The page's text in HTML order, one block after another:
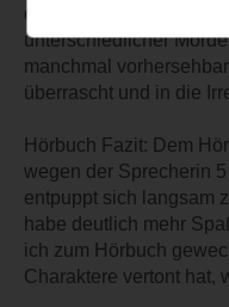
entlarven. Aber zuerst
unterschiedlicher
manchmal
überrascht und in die
Hörbuch Fazit: Dem
wegen der Sprecherin
entpuppt sich langsam
habe deutlich mehr
ich zum Hörbuch
Charaktere vertont hat,